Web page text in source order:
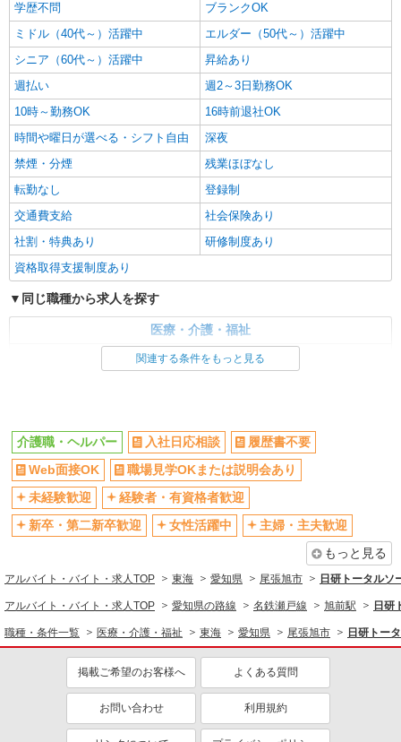
学歴不問
ブランクOK
ミドル（40代～）活躍中
エルダー（50代～）活躍中
シニア（60代～）活躍中
昇給あり
週払い
週2～3日勤務OK
10時～勤務OK
16時前退社OK
時間や曜日が選べる・シフト自由
深夜
禁煙・分煙
残業ほぼなし
転勤なし
登録制
交通費支給
社会保険あり
社割・特典あり
研修制度あり
資格取得支援制度あり
同じ職種から求人を探す
医療・介護・福祉
週2～3日勤務OK
深夜
交通費支給
社会保険あり
関連する条件をもっと見る
介護職・ヘルパー 入社日応相談
履歴書不要
Web面接OK
職場見学OKまたは説明会あり
未経験歓迎
経験者・有資格者歓迎
新卒・第二新卒歓迎
女性活躍中
主婦・主夫歓迎
もっと見る
アルバイト・バイト・求人TOP 東海 愛知県 尾張旭市 日研トータル
アルバイト・バイト・求人TOP 愛知県の路線 名鉄瀬戸線 旭前駅 日研
職種・条件一覧 医療・介護・福祉 東海 愛知県 尾張旭市 日研トー
掲載ご希望のお客様へ よくある質問
お問い合わせ 利用規約